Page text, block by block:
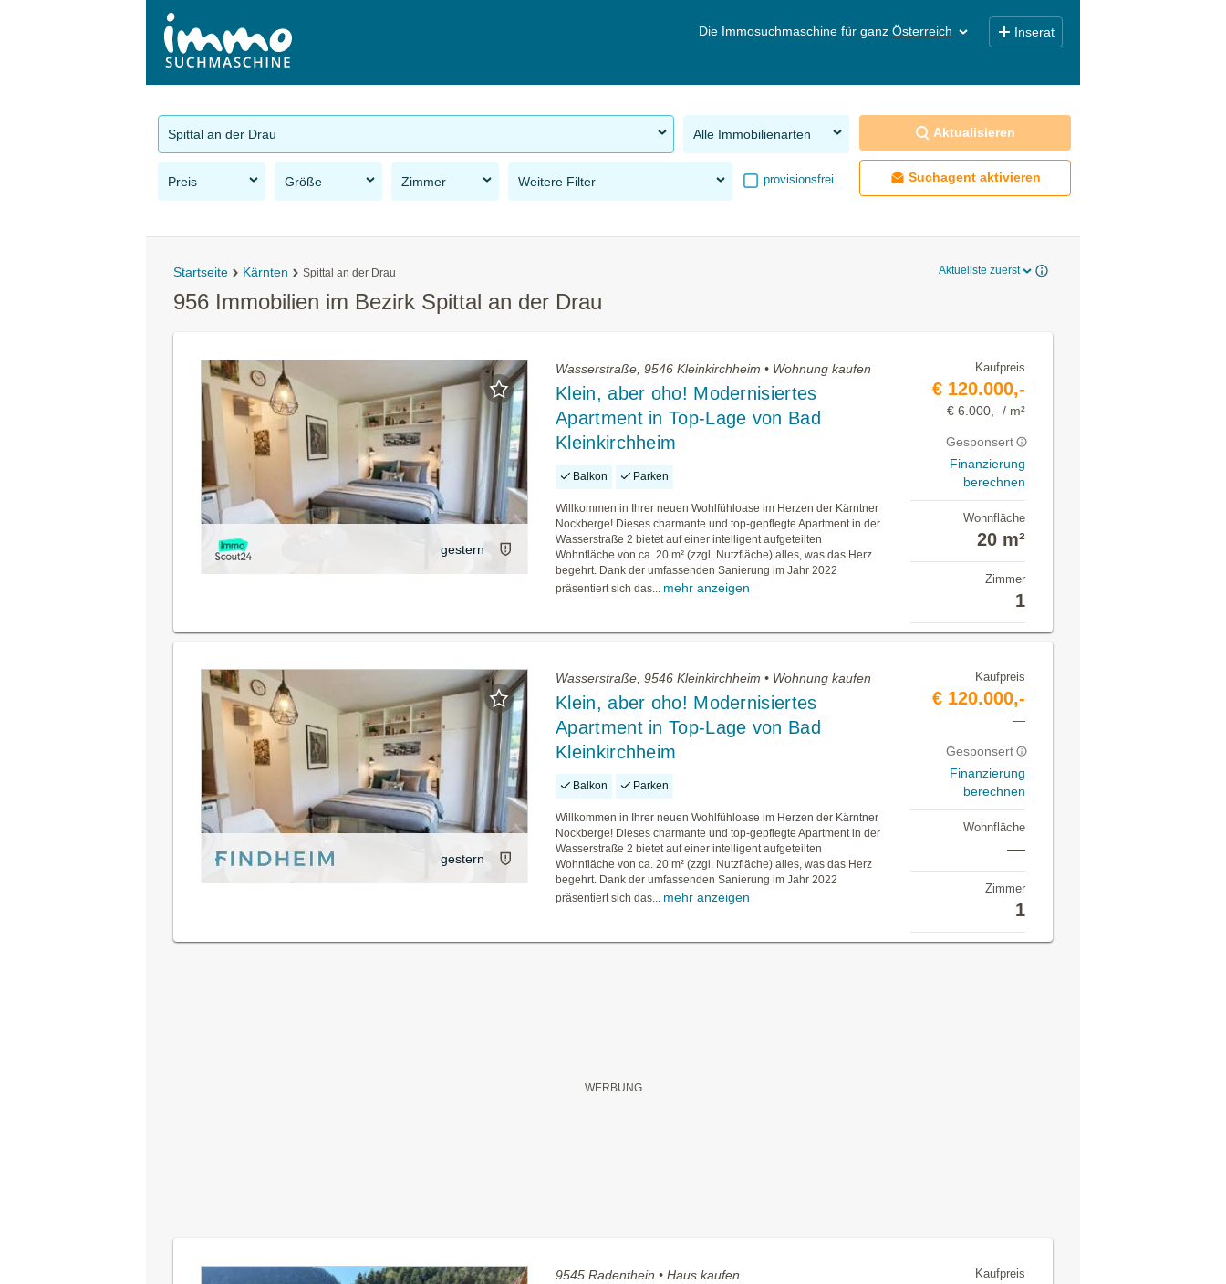
Die Immosuchmaschine für ganz Österreich Inserat
Spittal an der Drau Alle Immobilienarten
Preis Größe Zimmer Weitere Filter provisionsfrei
Aktualisieren
Suchagent aktivieren
Startseite Kärnten Spittal an der Drau Aktuellste zuerst
956 Immobilien im Bezirk Spittal an der Drau
gestern
Wasserstraße, 9546 Kleinkirchheim • Wohnung kaufen
Klein, aber oho! Modernisiertes
Apartment in Top-Lage von Bad
Kleinkirchheim
Balkon Parken
Willkommen in Ihrer neuen Wohlfühloase im Herzen der Kärntner
Nockberge! Dieses charmante und top-gepflegte Apartment in der
Wasserstraße 2 bietet auf einer intelligent aufgeteilten
Wohnfläche von ca. 20 m² (zzgl. Nutzfläche) alles, was das Herz
begehrt. Dank der umfassenden Sanierung im Jahr 2022
präsentiert sich das... mehr anzeigen
Kaufpreis
€ 120.000,-
€ 6.000,- / m²
Gesponsert
Finanzierung
berechnen
Wohnfläche
20 m²
Zimmer
1
gestern
Wasserstraße, 9546 Kleinkirchheim • Wohnung kaufen
Klein, aber oho! Modernisiertes
Apartment in Top-Lage von Bad
Kleinkirchheim
Balkon Parken
Willkommen in Ihrer neuen Wohlfühloase im Herzen der Kärntner
Nockberge! Dieses charmante und top-gepflegte Apartment in der
Wasserstraße 2 bietet auf einer intelligent aufgeteilten
Wohnfläche von ca. 20 m² (zzgl. Nutzfläche) alles, was das Herz
begehrt. Dank der umfassenden Sanierung im Jahr 2022
präsentiert sich das... mehr anzeigen
Kaufpreis
€ 120.000,-
—
Gesponsert
Finanzierung
berechnen
Wohnfläche
—
Zimmer
1
9545 Radenthein • Haus kaufen Kaufpreis